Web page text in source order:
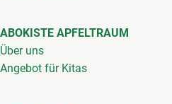
ABOKISTE APFELTRAUM
Über uns
Angebot für Kitas